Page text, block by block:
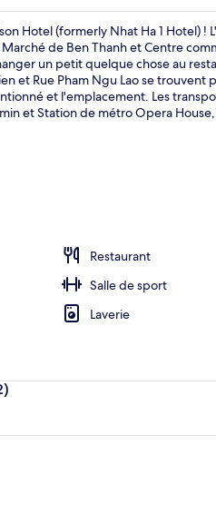
Hotel (formerly Nhat Ha 1 Hotel)
de Ben Thanh et Centre
un petit quelque chose au
et Rue Pham Ngu Lao se trouvent
et l'emplacement. Les
et Station de métro Opera House,
Restaurant
Salle de sport
Laverie